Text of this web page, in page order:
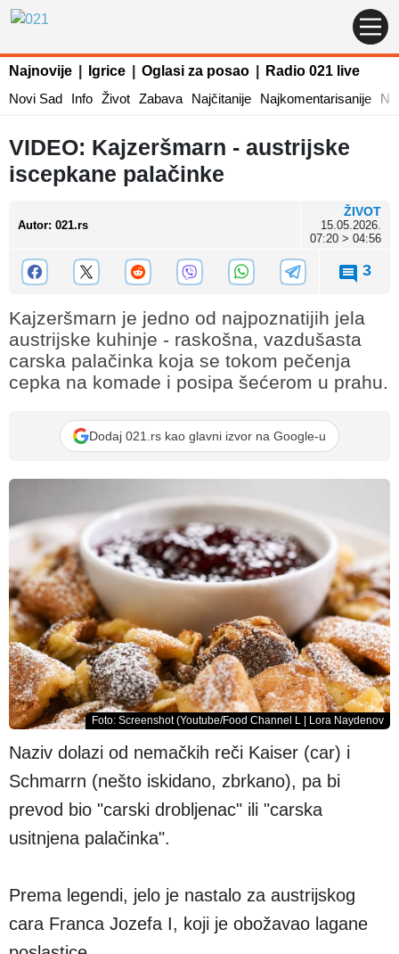
Najnovije Igrice Oglasi za posao
Radio 021 live
Novi Sad
Info Život Zabava Najčitanije Najkomentarisanije
VIDEO: Kajzeršmarn - austrijske
iscepkane palačinke
Autor: 021.rs
ŽIVOT
15.05.2026.
07:20 > 04:56
3
Kajzeršmarn je jedno od najpoznatijih jela
austrijske kuhinje - raskošna, vazdušasta
carska palačinka koja se tokom pečenja
cepka na komade i posipa šećerom u prahu.
Dodaj 021.rs kao glavni izvor na Google-u
Foto: Screenshot (Youtube/Food Channel L | Lora Naydenov
Naziv dolazi od nemačkih reči Kaiser (car) i
Schmarrn (nešto iskidano, zbrkano), pa bi
prevod bio "carski drobljenac" ili "carska
usitnjena palačinka".
Prema legendi, jelo je nastalo za austrijskog
cara Franca Jozefa I, koji je obožavao lagane